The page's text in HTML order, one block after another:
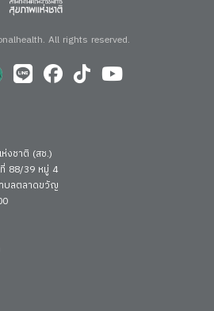
All rights reserved.
งชาติ (สช.)
88/39 หมู่ 4
บลตลาดขวัญ